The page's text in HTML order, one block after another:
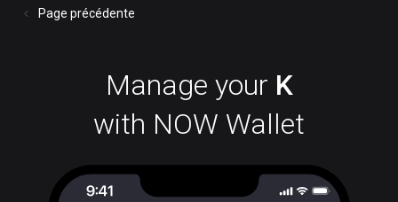
Page précédente
Manage your K
with NOW Wallet